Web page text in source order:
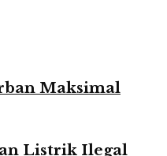
Maksimal
Listrik Ilegal